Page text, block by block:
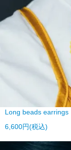
Long beads earrings
6,600円(税込)